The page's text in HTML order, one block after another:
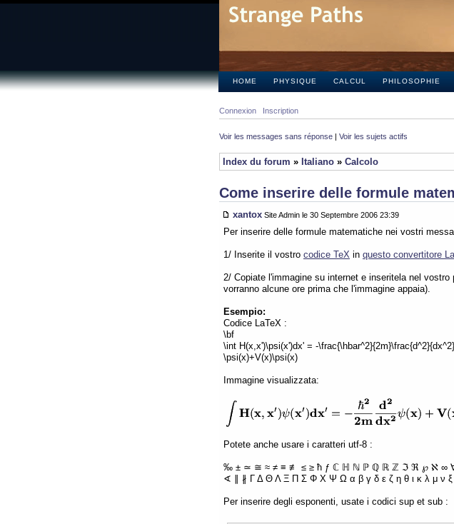
HOME PHYSIQUE CALCUL PHILOSOPHIE
Connexion Inscription
Voir les messages sans réponse | Voir les sujets actifs
Index du forum » Italiano » Calcolo
Come inserire delle formule
xantox Site Admin le 30 Septembre 2006 23:39
Per inserire delle formule matematiche nei vostri
1/ Inserite il vostro codice TeX in questo convertitore
2/ Copiate l'immagine su internet e inseritela nel
vorranno alcune ore prima che l'immagine appaia).
Esempio:
Codice LaTeX :
\bf
\int H(x,x')\psi(x')dx' = -\frac{\hbar^2}{2m}\frac{d^2}{dx^2}
\psi(x)+V(x)\psi(x)
Immagine visualizzata:
Potete anche usare i caratteri utf-8 :
‰ ± ≃ ≅ ≈ ≠ ≡ ≢ ≤ ≥ ħ ƒ ℂ ℍ ℕ ℙ ℚ ℝ ℤ ℑ ℜ ℘ ℵ ∞
∢ ∥ ∦ Γ Δ Θ Λ Ξ Π Σ Φ Χ Ψ Ω α β γ δ ε ζ η θ ι κ λ μ ν
Per inserire degli esponenti, usate i codici sup et sub :